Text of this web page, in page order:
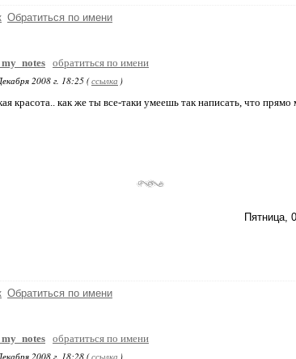
Обратиться по имени
обратиться по имени
2008 г. 18:25 (ссылка )
красота.. как же ты все-таки умеешь так написать, что
Пятница,
Обратиться по имени
обратиться по имени
2008 г. 18:28 (ссылка )